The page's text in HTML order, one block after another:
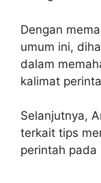
Dengan
umum ini,
dalam
kalimat
Selanjutnya,
terkait tips
perintah pada